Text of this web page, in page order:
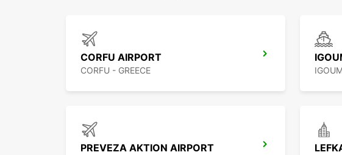
CORFU AIRPORT
CORFU - GREECE
PREVEZA AKTION AIRPORT